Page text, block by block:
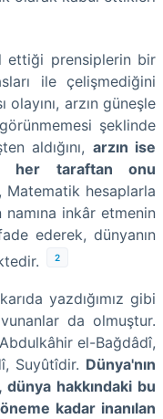
ettiği prensiplerin bir
ile çelişmediğini
arzın güneşle
şeklinde
aldığını, arzın ise
her taraftan onu
Matematik hesaplarla
inkâr etmenin
ederek, dünyanın
2
yazdığımız gibi
da olmuştur.
el-Bağdâdî,
Suyûtîdir. Dünya'nın
hakkındaki bu
kadar inanılan